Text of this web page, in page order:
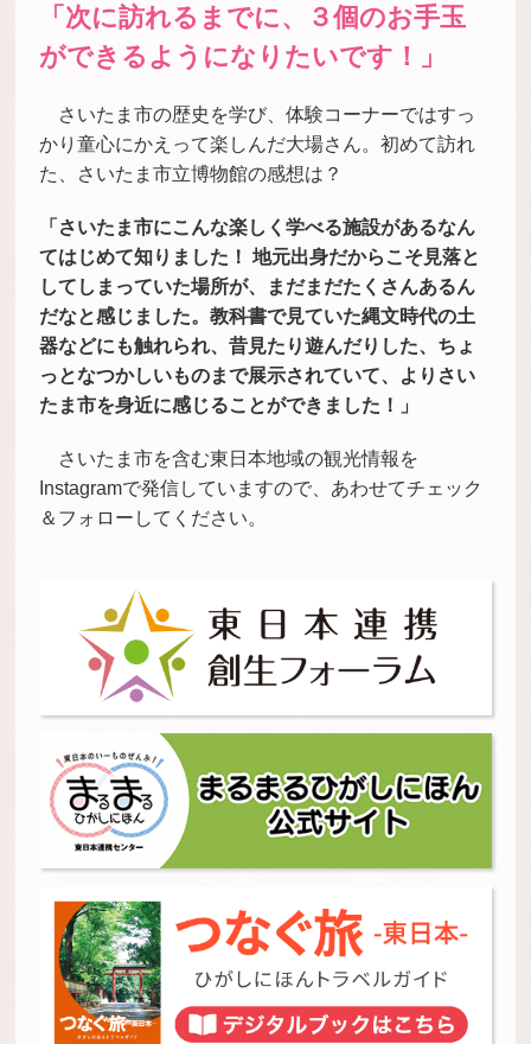
「次に訪れるまでに、３個のお手玉
ができるようになりたいです！」
さいたま市の歴史を学び、体験コーナーではすっ
かり童心にかえって楽しんだ大場さん。初めて訪れ
た、さいたま市立博物館の感想は？
「さいたま市にこんな楽しく学べる施設があるなん
てはじめて知りました！ 地元出身だからこそ見落と
してしまっていた場所が、まだまだたくさんあるん
だなと感じました。教科書で見ていた縄文時代の土
器などにも触れられ、昔見たり遊んだりした、ちょ
っとなつかしいものまで展示されていて、よりさい
たま市を身近に感じることができました！」
さいたま市を含む東日本地域の観光情報を
Instagramで発信していますので、あわせてチェック
＆フォローしてください。